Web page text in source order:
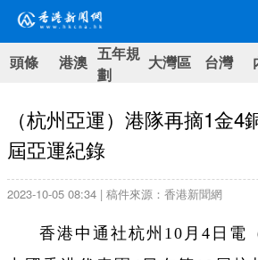
頭條 港澳 五年規
劃
大灣區 台灣
（杭州亞運）港隊再摘1金4
屆亞運紀錄
2023-10-05 08:34 | 稿件來源：香港新聞網
香港中通社杭州10月4日電